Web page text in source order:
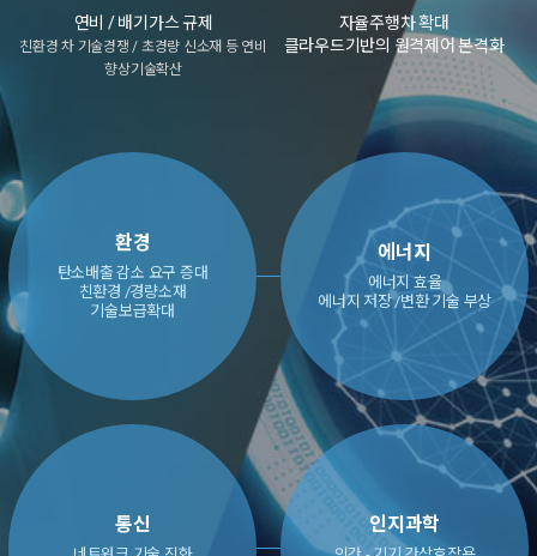
연비 / 배기가스 규제
친환경 차 기술경쟁 / 초경량 신소재 등 연비
향상기술확산
자율주행차 확대
클라우드기반의 원격제어 본격화
환경
탄소배출 감소 요구 증대
친환경 /경량소재
기술보급확대
에너지
에너지 효율
에너지 저장 /변환 기술 부상
통신 인지과학